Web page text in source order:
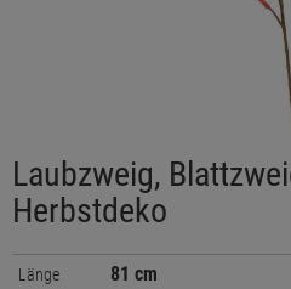
Laubzweig,
Herbstdeko
Länge 81 cm